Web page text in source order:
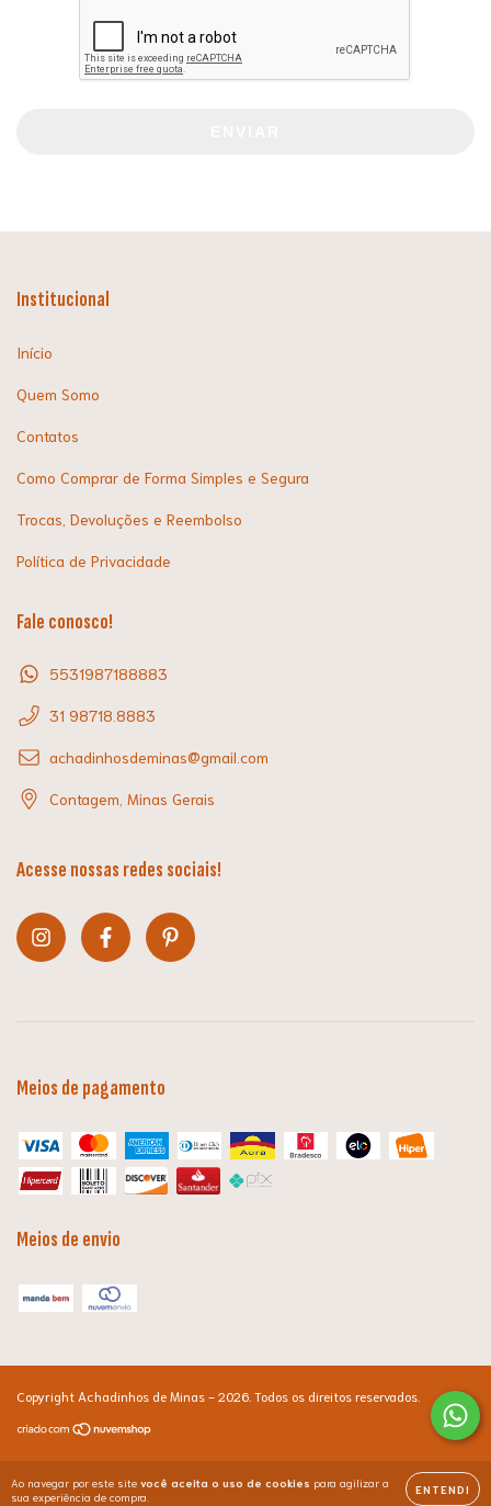
Ao navegar por este site você aceita o uso de cookies para agilizar a
sua experiência de compra.
ENTENDI
Institucional
Início
Quem Somo
Contatos
Como Comprar de Forma Simples e Segura
Trocas, Devoluções e Reembolso
Política de Privacidade
Fale conosco!
5531987188883
31 98718.8883
achadinhosdeminas@gmail.com
Contagem, Minas Gerais
Acesse nossas redes sociais!
Meios de pagamento
Meios de envio
Copyright Achadinhos de Minas - 2026. Todos os direitos reservados.